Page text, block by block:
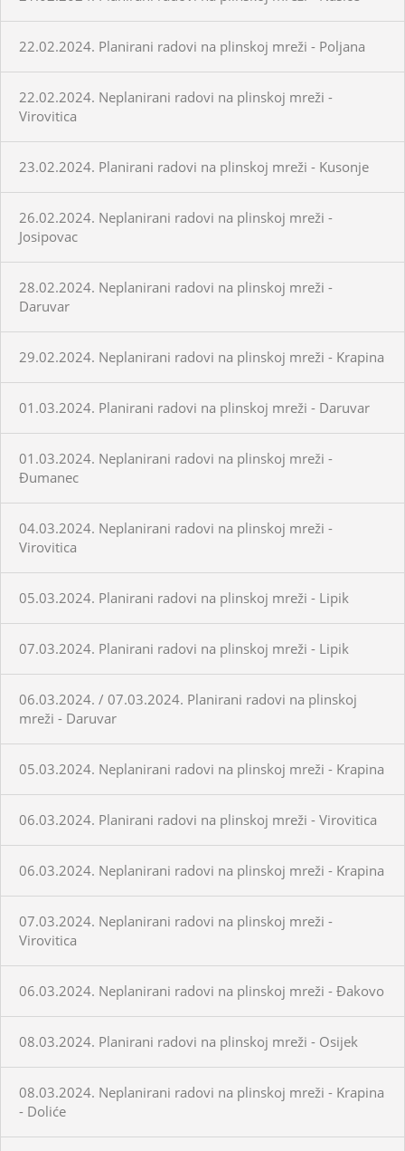
22.02.2024. Planirani radovi na plinskoj mreži - Poljana
22.02.2024. Neplanirani radovi na plinskoj mreži -
Virovitica
23.02.2024. Planirani radovi na plinskoj mreži - Kusonje
26.02.2024. Neplanirani radovi na plinskoj mreži -
Josipovac
28.02.2024. Neplanirani radovi na plinskoj mreži -
Daruvar
29.02.2024. Neplanirani radovi na plinskoj mreži - Krapina
01.03.2024. Planirani radovi na plinskoj mreži - Daruvar
01.03.2024. Neplanirani radovi na plinskoj mreži -
Đumanec
04.03.2024. Neplanirani radovi na plinskoj mreži -
Virovitica
05.03.2024. Planirani radovi na plinskoj mreži - Lipik
07.03.2024. Planirani radovi na plinskoj mreži - Lipik
06.03.2024. / 07.03.2024. Planirani radovi na plinskoj
mreži - Daruvar
05.03.2024. Neplanirani radovi na plinskoj mreži - Krapina
06.03.2024. Planirani radovi na plinskoj mreži - Virovitica
06.03.2024. Neplanirani radovi na plinskoj mreži - Krapina
07.03.2024. Neplanirani radovi na plinskoj mreži -
Virovitica
06.03.2024. Neplanirani radovi na plinskoj mreži - Đakovo
08.03.2024. Planirani radovi na plinskoj mreži - Osijek
08.03.2024. Neplanirani radovi na plinskoj mreži - Krapina
- Doliće